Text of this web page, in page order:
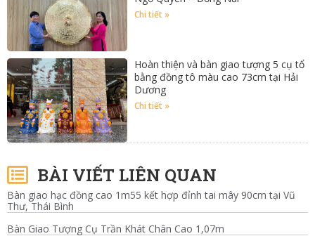
Chi tiết »
Hoàn thiện và bàn giao tượng 5 cụ tổ
bằng đồng tô màu cao 73cm tại Hải
Dương
Chi tiết »
BÀI VIẾT LIÊN QUAN
Bàn giao hạc đồng cao 1m55 kết hợp đỉnh tai mây 90cm tại Vũ
Thư, Thái Bình
Bàn Giao Tượng Cụ Trần Khát Chân Cao 1,07m